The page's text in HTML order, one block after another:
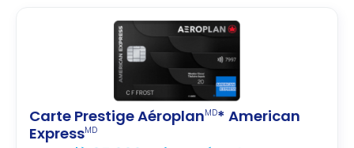
Carte Prestige AéroplanMD* American
ExpressMD